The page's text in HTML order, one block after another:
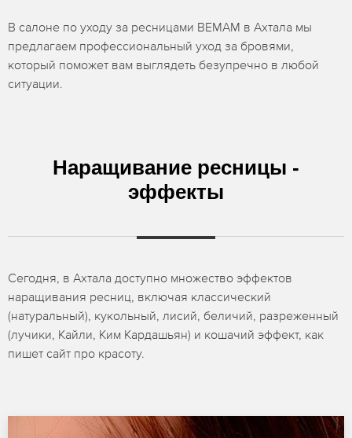
В салоне по уходу за ресницами BEMAM в Ахтала мы
предлагаем профессиональный уход за бровями,
который поможет вам выглядеть безупречно в любой
ситуации.
Наращивание ресницы -
эффекты
Сегодня, в Ахтала доступно множество эффектов
наращивания ресниц, включая классический
(натуральный), кукольный, лисий, беличий, разреженный
(лучики, Кайли, Ким Кардашьян) и кошачий эффект, как
пишет сайт про красоту.